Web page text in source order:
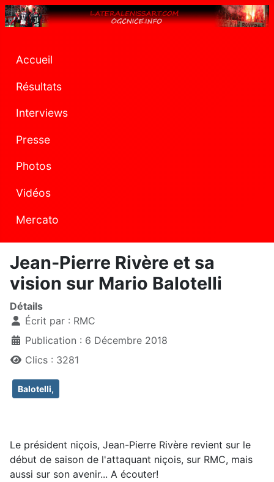
Accueil
Résultats
Interviews
Presse
Photos
Vidéos
Mercato
Jean-Pierre Rivère et sa
vision sur Mario Balotelli
Détails
Écrit par : RMC
Publication : 6 Décembre 2018
Clics : 3281
Balotelli,
Le président niçois, Jean-Pierre Rivère revient sur le
début de saison de l'attaquant niçois, sur RMC, mais
aussi sur son avenir... A écouter!